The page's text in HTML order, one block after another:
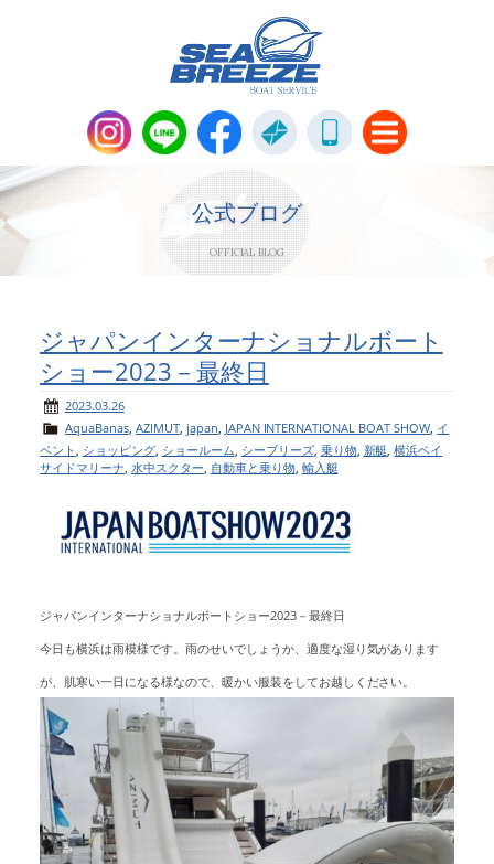
Parts＆Apparel
パーツ販売・アパレル商品
ニュース＆トピックス
会社概要
アクセスマップ
公式ブログ
OFFICIAL BLOG
ジャパンインターナショナルボート
ショー2023－最終日
2023.03.26
AquaBanas, AZIMUT, japan JAPAN INTERNATIONAL BOAT SHOW イ
ベント ショッピング, ショールーム シーブリーズ, 乗り物, 新艇 ,横浜ベイ
サイドマリーナ 水中スクター 自動車と乗り物, 輸入艇
ジャパンインターナショナルボートショー2023－最終日
今日も横浜は雨模様です。雨のせいでしょうか、適度な湿り気があります
が、肌寒い一日になる様なので、暖かい服装をしてお越しください。